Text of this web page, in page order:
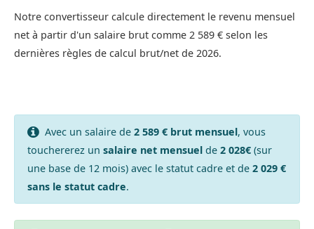
Notre convertisseur calcule directement le revenu mensuel
net à partir d'un salaire brut comme 2 589 € selon les
dernières règles de calcul brut/net de 2026.
Avec un salaire de 2 589 € brut mensuel, vous
touchererez un salaire net mensuelde 2 028€(sur
une base de 12 mois) avec le statut cadre et de 2 029 €
sans le statut cadre.